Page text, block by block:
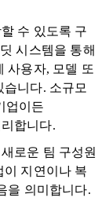
수 있도록 구
시스템을 통해
사용자, 모델 또
니다. 소규모
업이든
합니다.
로운 팀 구성원
이 지연이나 복
을 의미합니다.